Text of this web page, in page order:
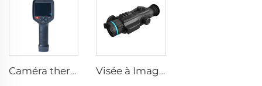
Caméra thermique E384 Visée à Imagerie Thermique